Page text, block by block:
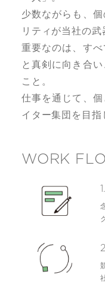
少数ながらも、
リティが当社の武
重要なのは、す
と真剣に向き合
こと。
仕事を通じて、
イター集団を目指
WORK